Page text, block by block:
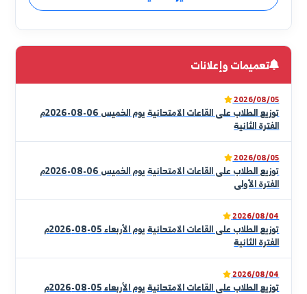
د. عبدالرحمن مرعي سليمان العبدلله
عميد الكلية
تسعى كلية الآداب والعلوم الإنسانية في جامعة الفرات إلى
إعداد المدرسين والمختصين في اللغة العربية والإنكليزية
والفرنسية والتاريخ وعلم الاجتماع وتأهيلهم وتزويدهم بمستوى
عال من العلم والمعرفة والثقافة ورفع المستوى التعليمي في
المنطقة الشرقية ورفد سوق العمل بهذه التخصصات المختلفة
تحرص الكلية على ربط التراث العربي بروح العصر من أجل بناء
شخصي علمية متماسكة قادرة على مواكبة التطورات العلمية
والمنجزات الفكرية والحضارية وتسعى لإقامة أواصر التعاون
العلمي الخلاق مع الجامعات العربيةوالأجنبية لإغناء الثقافة
العربية وخلق التفاعل الإيجابي المثمر بين الفكر العربي
والعالمي في سبيل التواصل وإنماء الحوار الحضاري
قراءة الكلمة كاملة
تعميمات وإعلانات